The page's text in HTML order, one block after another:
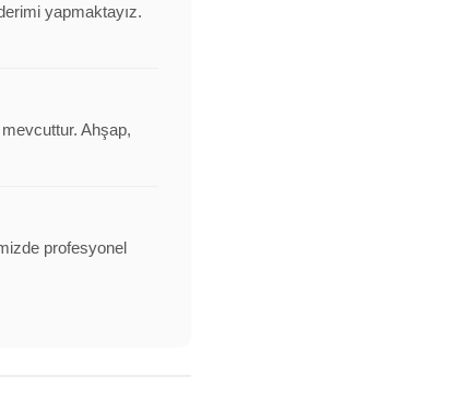
yapmaktayız.
Ahşap,
profesyonel